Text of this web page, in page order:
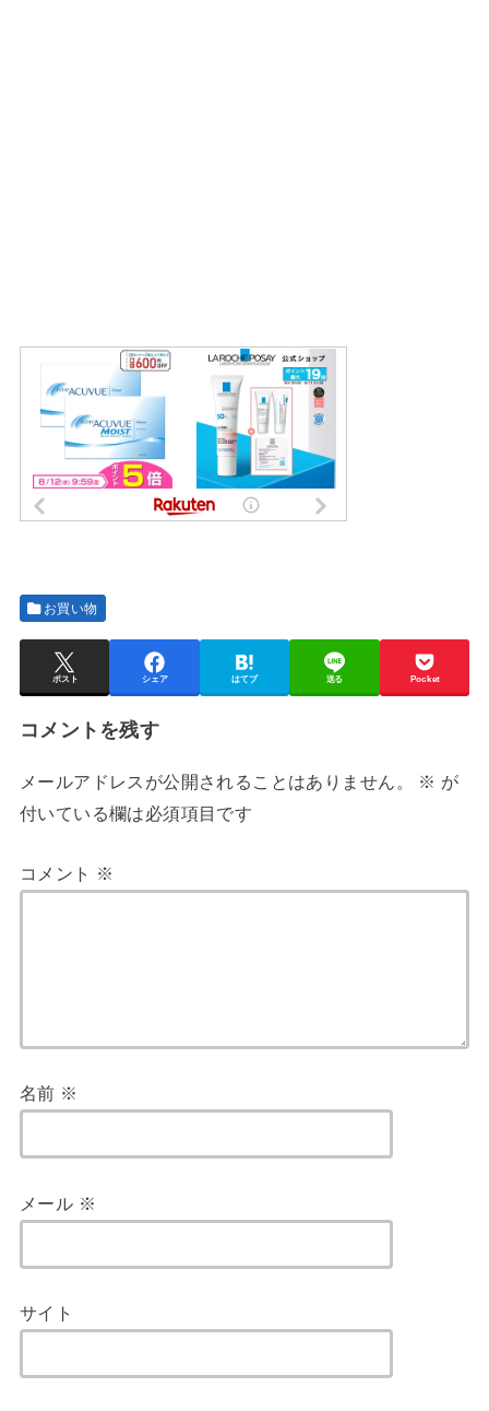
お買い物
ポスト シェア はてブ 送る Pocket
コメントを残す
メールアドレスが公開されることはありません。 ※ が
付いている欄は必須項目です
コメント ※
名前 ※
メール ※
サイト